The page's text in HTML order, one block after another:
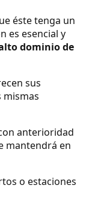
éste tenga un
es esencial y
dominio de
sus
mismas
anterioridad
mantendrá en
o estaciones